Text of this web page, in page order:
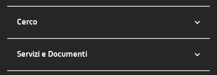
Cerco
Servizi e Documenti